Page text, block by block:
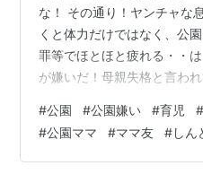
な！ その通り！ヤンチャな
くと体力だけではなく、公
罪等でほとほと疲れる・・
が嫌いだ！母親失格と言わ
る全国のママ達本当にお疲
ーだらとお菓子食べながら
が、 まぁ・・世間一般でい
#公園 #公園嫌い #育児
#公園ママ #ママ友 #しん